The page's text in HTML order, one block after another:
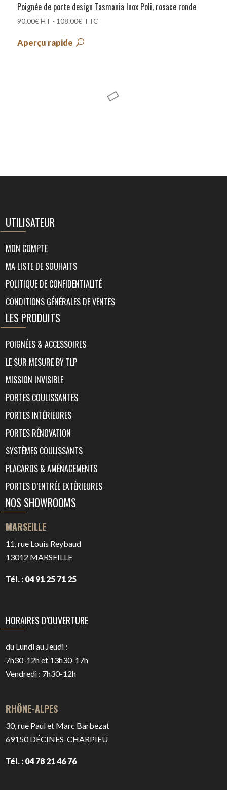
Poignée de porte design Tasmania Inox Poli, rosace ronde
90.00€ HT - 108.00€TTC
Aperçu rapide
UTILISATEUR
MON COMPTE
MA LISTE DE SOUHAITS
POLITIQUE DE CONFIDENTIALITÉ
CONDITIONS GÉNÉRALES DE VENTES
LES PRODUITS
POIGNÉES & ACCESSOIRES
LE SUR MESURE BY TLP
MISSION INVISIBLE
PORTES COULISSANTES
PORTES INTÉRIEURES
PORTES RÉNOVATION
SYSTÈMES COULISSANTS
PLACARDS & AMÉNAGEMENTS
PORTES D’ENTRÉE EXTÉRIEURES
NOS SHOWROOMS
MARSEILLE
11, rue Louis Reybaud
13012 MARSEILLE
Tél. : 04 91 25 71 25
HORAIRES D’OUVERTURE
du Lundi au Jeudi :
7h30-12h et 13h30-17h
Vendredi : 7h30-12h
RHÔNE-ALPES
30, rue Paul et Marc Barbezat
69150DÉCINES-CHARPIEU
Tél. : 04 78 21 46 76